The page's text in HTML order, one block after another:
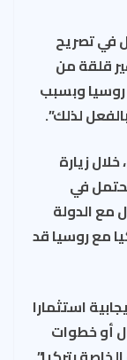
في تصريح
قلقة من
وبسبب
لذلك”.
زيارة
في
مع الدولة
مع روسيا قد
استثمارا
أو خطوات